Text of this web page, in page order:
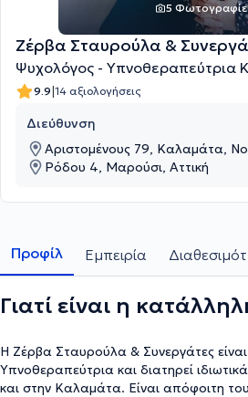
5
Ζέρβα Σταυρούλα &
Ψυχολόγος - Υπνοθεραπεύτρια
9.9|14 αξιολογήσεις
Διεύθυνση
Αριστομένους 79, Καλαμάτα,
Ρόδου 4, Μαρούσι, Αττική
Προφίλ Εμπειρία
Γιατί είναι η
H Ζέρβα Σταυρούλα & Συνεργάτες
Υπνοθεραπεύτρια και διατηρεί
και στην Καλαμάτα. Είναι απόφοιτη